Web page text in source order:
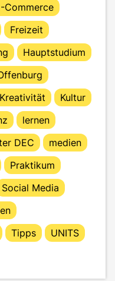
Commerce
Freizeit
Hauptstudium
Kreativität
Kultur
lernen
DEC
medien
Praktikum
Social Media
Tipps
UNITS